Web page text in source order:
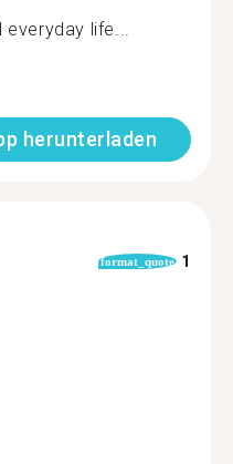
everyday life...
herunterladen
format_quote 1